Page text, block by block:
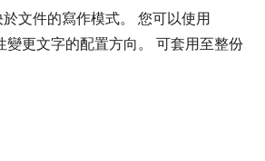
文件的寫作模式。 您可以使用
變更文字的配置方向。 可套用至整份